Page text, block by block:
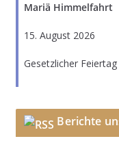
Mariä Himmelfahrt
15. August 2026
Gesetzlicher Feiertag
Berichte